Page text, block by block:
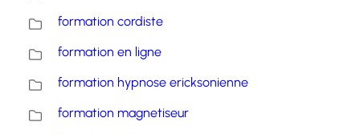
formation cordiste
formation en ligne
formation hypnose ericksonienne
formation magnetiseur